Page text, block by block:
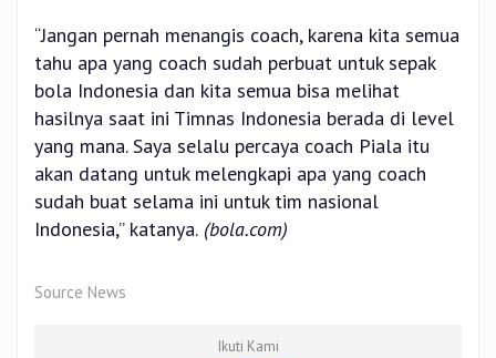
“Jangan pernah menangis coach, karena kita semua
tahu apa yang coach sudah perbuat untuk sepak
bola Indonesia dan kita semua bisa melihat
hasilnya saat ini Timnas Indonesia berada di level
yang mana. Saya selalu percaya coach Piala itu
akan datang untuk melengkapi apa yang coach
sudah buat selama ini untuk tim nasional
Indonesia,” katanya. (bola.com)
Source News
Ikuti Kami